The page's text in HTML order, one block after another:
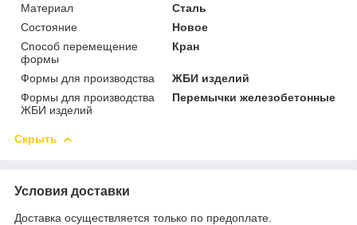
Материал
Сталь
Состояние
Новое
Способ перемещение
формы
Кран
Формы для производства
ЖБИ изделий
Формы для производства
ЖБИ изделий
Перемычки железобетонные
Скрыть
Условия доставки
Доставка осуществляется только по предоплате.